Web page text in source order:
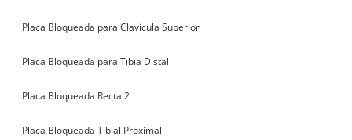
Placa Bloqueada para Clavícula Superior
Placa Bloqueada para Tibia Distal
Placa Bloqueada Recta 2
Placa Bloqueada Tibial Proximal